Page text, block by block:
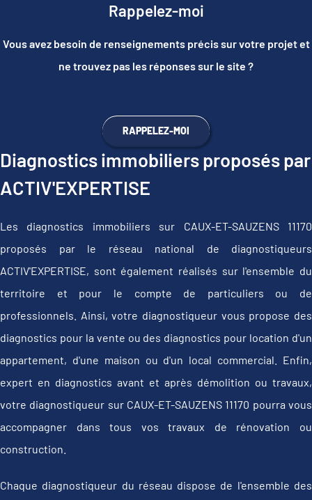
Rappelez-moi
Vous avez besoin de renseignements précis sur votre projet et
ne trouvez pas les réponses sur le site ?
RAPPELEZ-MOI
Diagnostics immobiliers proposés par
ACTIV'EXPERTISE
Les diagnostics immobiliers sur CAUX-ET-SAUZENS 11170
proposés par le réseau national de diagnostiqueurs
ACTIV'EXPERTISE, sont également réalisés sur l'ensemble du
territoire et pour le compte de particuliers ou de
professionnels. Ainsi, votre diagnostiqueur vous propose des
diagnostics pour la vente ou des diagnostics pour location d'un
appartement, d'une maison ou d'un local commercial. Enfin,
expert en diagnostics avant et après démolition ou travaux,
votre diagnostiqueur sur CAUX-ET-SAUZENS 11170 pourra vous
accompagner dans tous vos travaux de rénovation ou
construction.
Chaque diagnostiqueur du réseau dispose de l'ensemble des